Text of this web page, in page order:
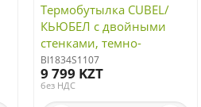
Термобутылка CUBEL/
КЬЮБЕЛ с двойными
стенками, темно-
зеленый
BI1834S1107
9 799 KZT
без НДС